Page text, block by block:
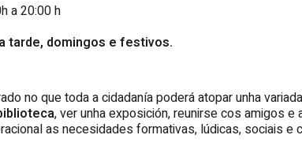
a 20:00 h
tarde, domingos e festivos.
no que toda a cidadanía poderá atopar unha
, ver unha exposición, reunirse cos amigos
as necesidades formativas, lúdicas, sociais